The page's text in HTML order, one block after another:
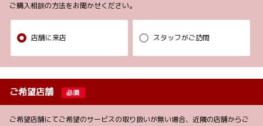
ご購入相談の方法をお聞かせください。
店舗に来店 スタッフがご訪問
ご希望店舗 必須
ご希望店舗にてご希望のサービスの取り扱いが無い場合、近隣の店舗からご